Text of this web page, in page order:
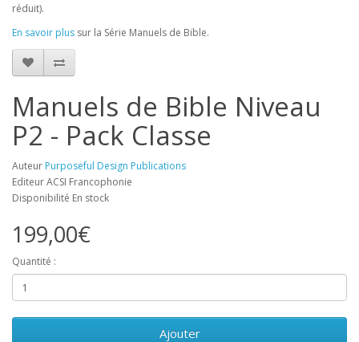
réduit).
En savoir plus sur la Série Manuels de Bible.
Manuels de Bible Niveau
P2 - Pack Classe
Auteur Purposeful Design Publications
Editeur ACSI Francophonie
Disponibilité En stock
199,00€
Quantité :
Ajouter